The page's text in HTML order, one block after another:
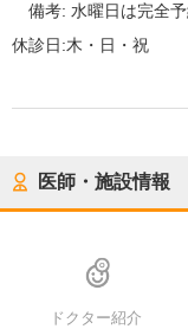
備考:水曜日は完全
休診日:木・日・祝
医師・施設情報
ドクター紹介